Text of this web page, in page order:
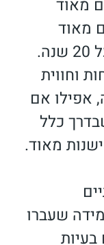
מאוד
מאוד
למכירה אם גילם הוא מעל 20 שנה.
וחווית
אפילו אם
כלל
מאוד.
שעברו